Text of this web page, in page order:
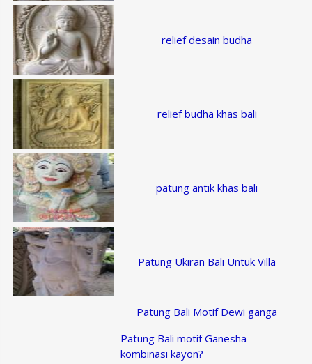
relief desain budha
relief budha khas bali
patung antik khas bali
Patung Ukiran Bali Untuk Villa
Patung Bali Motif Dewi ganga
Patung Bali motif Ganesha
kombinasi kayon?